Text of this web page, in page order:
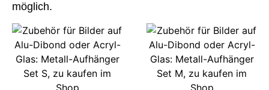
möglich.